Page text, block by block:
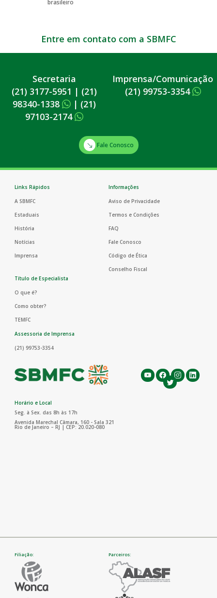
Entre em contato com a SBMFC
Secretaria
(21) 3177-5951 | (21)
98340-1338
| (21)
97103-2174
Imprensa/Comunicação
(21) 99753-3354
Fale Conosco
Links Rápidos
A SBMFC
Estaduais
História
Notícias
Imprensa
Informações
Aviso de Privacidade
Termos e Condições
FAQ
Fale Conosco
Código de Ética
Conselho Fiscal
Título de Especialista
O que é?
Como obter?
TEMFC
Assessoria de Imprensa
(21) 99753-3354
Horário e Local
Seg. à Sex. das 8h às 17h
Avenida Marechal Câmara, 160 - Sala 321
Rio de Janeiro – RJ | CEP: 20.020-080
Filiação: Parceiros: